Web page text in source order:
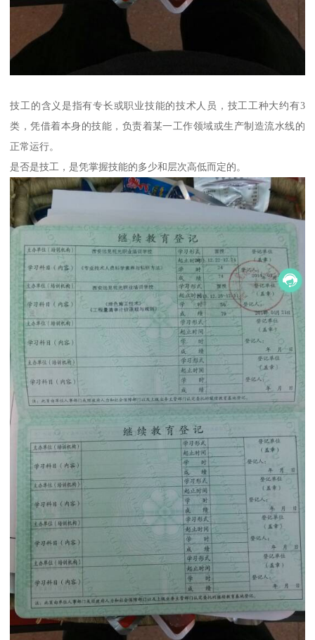
技工的含义是指有专长或职业技能的技术人员，技工工种大约有3
类，凭借着本身的技能，负责着某一工作领域或生产制造流水线的
正常运行。
是否是技工，是凭掌握技能的多少和层次高低而定的。